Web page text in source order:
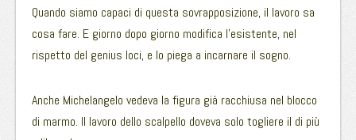
Quando siamo capaci di questa sovrapposizione, il lavoro sa
cosa fare. E giorno dopo giorno modifica l’esistente, nel
rispetto del genius loci, e lo piega a incarnare il sogno.
Anche Michelangelo vedeva la figura già racchiusa nel blocco
di marmo. Il lavoro dello scalpello doveva solo togliere il di più